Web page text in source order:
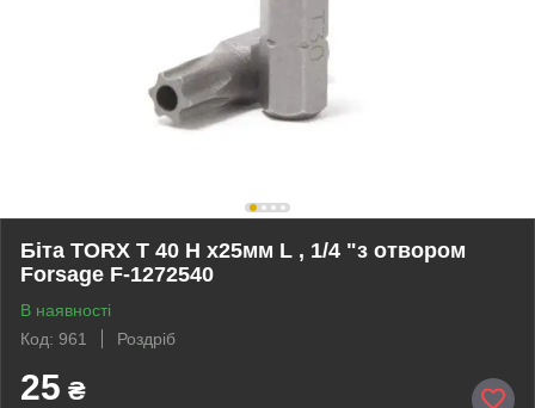
Біта TORX T 40 H х25мм L , 1/4 "з отвором
Forsage F-1272540
В наявності
Код: 961
Роздріб
25 ₴